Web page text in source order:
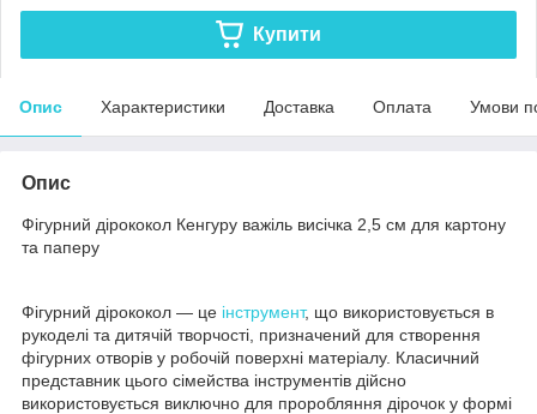
Купити
Опис Характеристики Доставка Оплата Умови
Опис
Фігурний дірококол Кенгуру важіль висічка 2,5 см для картону
та паперу
Фігурний дірококол — це інструмент, що використовується в
рукоделі та дитячій творчості, призначений для створення
фігурних отворів у робочій поверхні матеріалу. Класичний
представник цього сімейства інструментів дійсно
використовується виключно для проробляння дірочок у формі